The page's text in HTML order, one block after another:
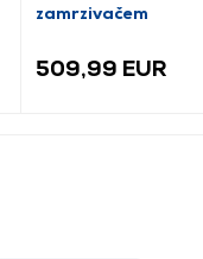
zamrzivačem
509,99 EUR